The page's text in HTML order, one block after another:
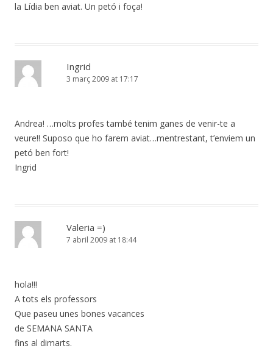
la Lídia ben aviat. Un petó i foça!
Ingrid
3 març 2009 at 17:17
Andrea! …molts profes també tenim ganes de venir-te a
veure!! Suposo que ho farem aviat…mentrestant, t’enviem un
petó ben fort!
Ingrid
Valeria =)
7 abril 2009 at 18:44
hola!!!
A tots els professors
Que paseu unes bones vacances
de SEMANA SANTA
fins al dimarts.